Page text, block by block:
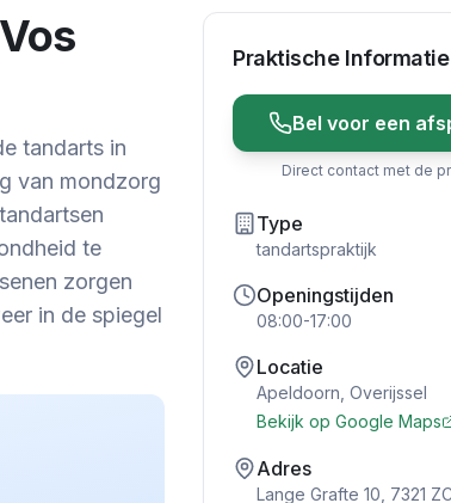
tandarts in
van mondzorg
te
zorgen
in de spiegel
Praktische Informatie
Bel voor een
Direct contact met de
Type
tandartspraktijk
Openingstijden
08:00-17:00
Locatie
Apeldoorn Overijssel
Bekijk op Google Maps
Adres
Lange Grafte 10, 7321 ZC